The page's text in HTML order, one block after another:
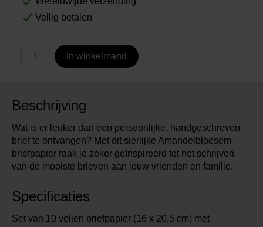
Veilig betalen
In winkelmand
Beschrijving
Wat is er leuker dan een persoonlijke, handgeschreven
brief te ontvangen? Met dit sierlijke Amandelbloesem-
briefpapier raak je zeker geïnspireerd tot het schrijven
van de mooiste brieven aan jouw vrienden en familie.
Specificaties
Set van 10 vellen briefpapier (16 x 20,5 cm) met